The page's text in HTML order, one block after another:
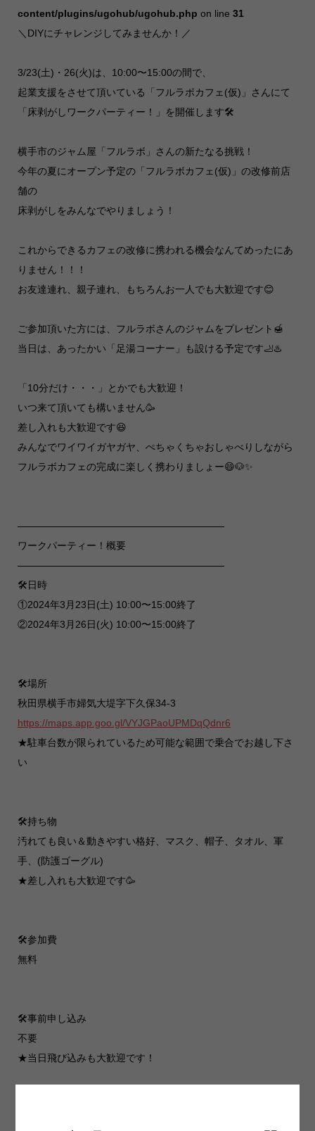
content/plugins/ugohub/ugohub.php on line 31
＼DIYにチャレンジしてみませんか！／
3/23(土)・26(火)は、10:00〜15:00の間で、
起業支援をさせて頂いている「フルラボカフェ(仮)」さんにて
「床剥がしワークパーティー！」を開催します🛠️
横手市のジャム屋「フルラボ」さんの新たなる挑戦！
今年の夏にオープン予定の「フルラボカフェ(仮)」の改修前店
舗の
床剥がしをみんなでやりましょう！
これからできるカフェの改修に携われる機会なんてめったにあ
りません！！！
お友達連れ、親子連れ、もちろんお一人でも大歓迎です😊
ご参加頂いた方には、フルラボさんのジャムをプレゼント🍯
当日は、あったかい「足湯コーナー」も設ける予定です🦶♨️
「10分だけ・・・」とかでも大歓迎！
いつ来て頂いても構いません🥳
差し入れも大歓迎です😆
みんなでワイワイガヤガヤ、ぺちゃくちゃおしゃべりしながら
フルラボカフェの完成に楽しく携わりましょー😄🐶✨
—————————————————————
ワークパーティー！概要
—————————————————————
🛠️日時
①2024年3月23日(土) 10:00〜15:00終了
②2024年3月26日(火) 10:00〜15:00終了
🛠️場所
秋田県横手市婦気大堤字下久保34-3
https://maps.app.goo.gl/VYJGPaoUPMDqQdnr6
★駐車台数が限られているため可能な範囲で乗合でお越し下さ
い
🛠️持ち物
汚れても良い＆動きやすい格好、マスク、帽子、タオル、軍
手、(防護ゴーグル)
★差し入れも大歓迎です🥳
🛠️参加費
無料
🛠️事前申し込み
不要
★当日飛び込みも大歓迎です！